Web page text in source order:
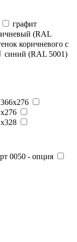
графит
(RAL
коричневого с
синий (RAL 5001)
0050 - опция